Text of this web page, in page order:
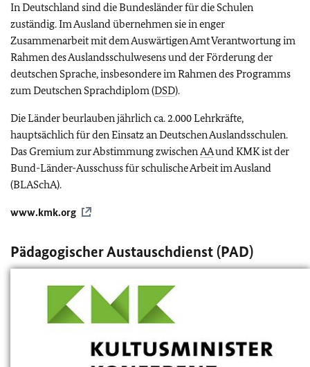
In Deutschland sind die Bundesländer für die Schulen
zuständig. Im Ausland übernehmen sie in enger
Zusammenarbeit mit dem Auswärtigen Amt Verantwortung im
Rahmen des Auslandsschulwesens und der Förderung der
deutschen Sprache, insbesondere im Rahmen des Programms
zum Deutschen Sprachdiplom (DSD).
Die Länder beurlauben jährlich ca. 2.000 Lehrkräfte,
hauptsächlich für den Einsatz an Deutschen Auslandsschulen.
Das Gremium zur Abstimmung zwischenAAund KMK ist der
Bund-Länder-Ausschuss für schulische Arbeit im Ausland
(BLASchA).
www.kmk.org
Pädagogischer Austauschdienst (PAD)